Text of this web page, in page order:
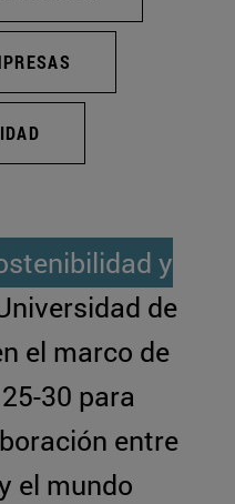
y
de
el marco de
30 para
entre
el mundo